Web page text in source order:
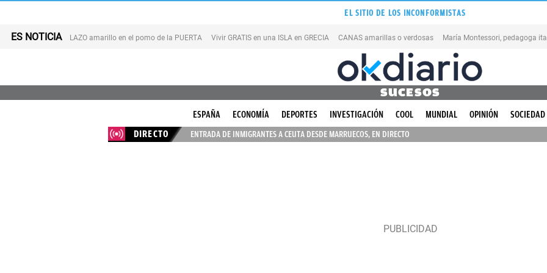
EL SITIO DE LOS INCONFORMISTAS
ES NOTICIA LAZO amarillo en el pomo de la PUERTA Vivir GRATIS en una ISLA en GRECIA CANAS amarillas o verdosas
SUCESOS
ESPAÑA ECONOMÍA DEPORTES INVESTIGACIÓN COOL MUNDIAL OPINIÓN SOCIEDAD
DIRECTO
ENTRADA DE INMIGRANTES A CEUTA DESDE MARRUECOS, EN DIRECTO